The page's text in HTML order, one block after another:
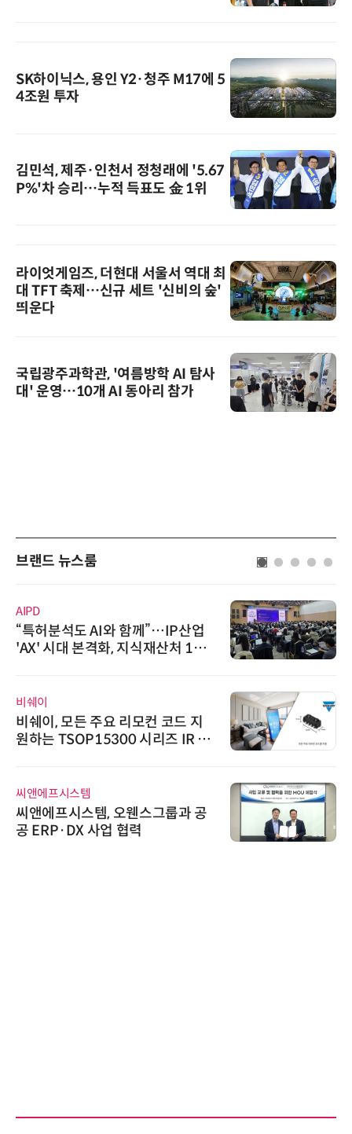
SK하이닉스, 용인 Y2·청주 M17에 5
4조원 투자
김민석, 제주·인천서 정청래에 '5.67
P%'차 승리…누적 득표도 金 1위
라이엇게임즈, 더현대 서울서 역대 최
대 TFT 축제…신규 세트 '신비의 숲'
띄운다
국립광주과학관, '여름방학 AI 탐사
대' 운영…10개 AI 동아리 참가
브랜드 뉴스룸
AIPD
“특허분석도 AI와 함께”…IP산업
'AX' 시대 본격화, 지식재산처 1호
비쉐이
비쉐이, 모든 주요 리모컨 코드 지
원하는 TSOP15300 시리즈 IR 수
씨앤에프시스템
씨앤에프시스템, 오웬스그룹과 공
공 ERP·DX 사업 협력